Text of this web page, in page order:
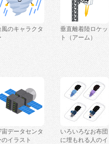
風のキャラクタ
垂直離着陸ロケッ
ト（アーム）
宙データセンタ
のイラスト
いろいろなお布団
に埋もれる人のイ